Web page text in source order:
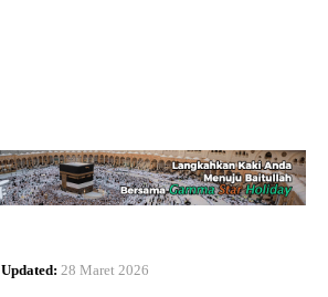
Updated: 28 Maret 2026